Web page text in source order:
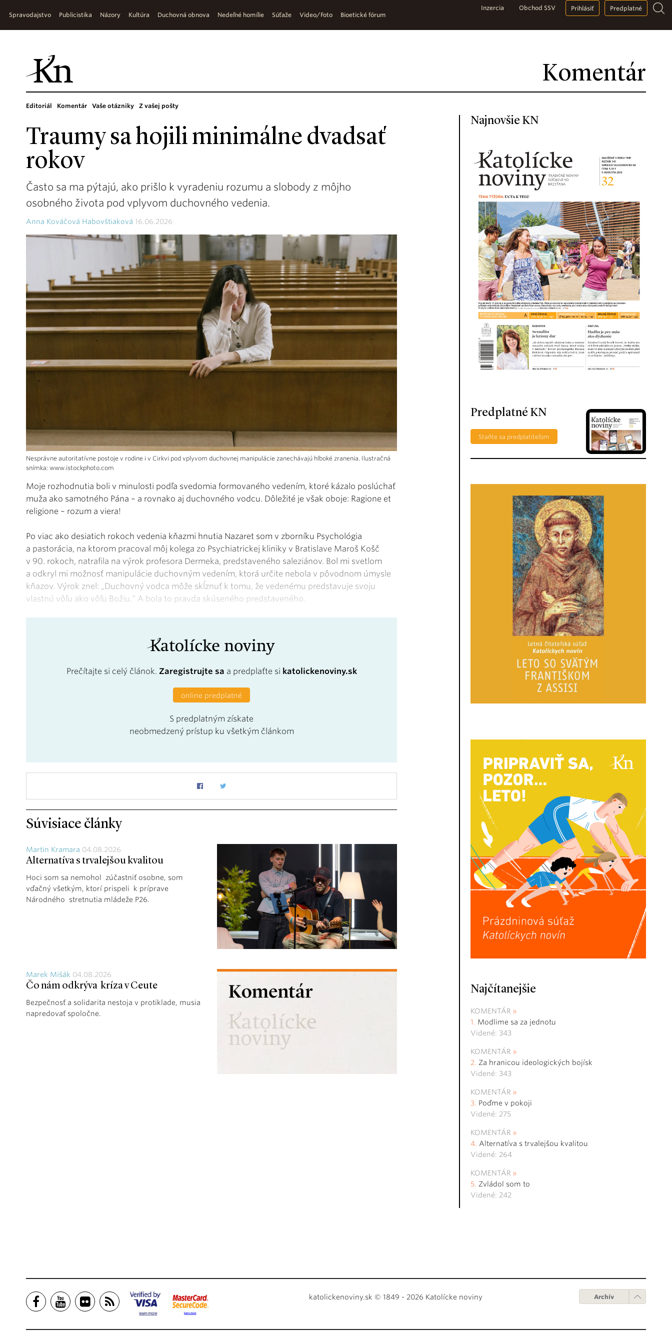
Komentár
Spravodajstvo Publicistika Názory Kultúra Duchovná obnova Nedeľné homílie Súťaže Video/Foto Bioetické fórum
Inzercia Obchod SSV Prihlásiť Predplatné
Editoriál Komentár Vaše otázniky Z vašej pošty
Traumy sa hojili minimálne dvadsať
rokov
Často sa ma pýtajú, ako prišlo k vyradeniu rozumu a slobody z môjho
osobného života pod vplyvom duchovného vedenia.
Anna Kováčová Habovštiaková 16.06.2026
Nesprávne autoritatívne postoje v rodine i v Cirkvi pod vplyvom duchovnej manipulácie zanechávajú hlboké zranenia. Ilustračná
snímka: www.istockphoto.com
Moje rozhodnutia boli v minulosti podľa svedomia formovaného vedením, ktoré kázalo poslúchať
muža ako samotného Pána – a rovnako aj duchovného vodcu. Dôležité je však oboje: Ragione et
religione – rozum a viera!
Po viac ako desiatich rokoch vedenia kňazmi hnutia Nazaret som v zborníku Psychológia
a pastorácia, na ktorom pracoval môj kolega zo Psychiatrickej kliniky v Bratislave Maroš Košč
v 90. rokoch, natrafila na výrok profesora Dermeka, predstaveného saleziánov. Bol mi svetlom
a odkryl mi možnosť manipulácie duchovným vedením, ktorá určite nebola v pôvodnom úmysle
kňazov. Výrok znel: „Duchovný vodca môže skĺznuť k tomu, že vedenému predstavuje svoju
vlastnú vôľu ako vôľu Božiu.“ A bola to pravda skúseného predstaveného.
Prečítajte si celý článok. Zaregistrujte sa a predplaťte si katolickenoviny.sk
online predplatné
S predplatným získate
neobmedzený prístup ku všetkým článkom
Súvisiace články
Martin Kramara 04.08.2026
Alternatíva s trvalejšou kvalitou
Hoci som sa nemohol zúčastniť osobne, som
vďačný všetkým, ktorí prispeli k príprave
Národného stretnutia mládeže P26.
Marek Mišák 04.08.2026
Čo nám odkrýva kríza v Ceute
Bezpečnosť a solidarita nestoja v protiklade, musia
napredovať spoločne.
Najnovšie KN
Predplatné KN
Staňte sa predplatiteľom
Najčítanejšie
KOMENTÁR
Modlime sa za jednotu
Videné: 343
KOMENTÁR
Za hranicou ideologických bojísk
Videné: 343
KOMENTÁR
Poďme v pokoji
Videné: 275
KOMENTÁR
Alternatíva s trvalejšou kvalitou
Videné: 264
KOMENTÁR
Zvládol som to
Videné: 242
katolickenoviny.sk © 1849 - 2026 Katolícke noviny Archív